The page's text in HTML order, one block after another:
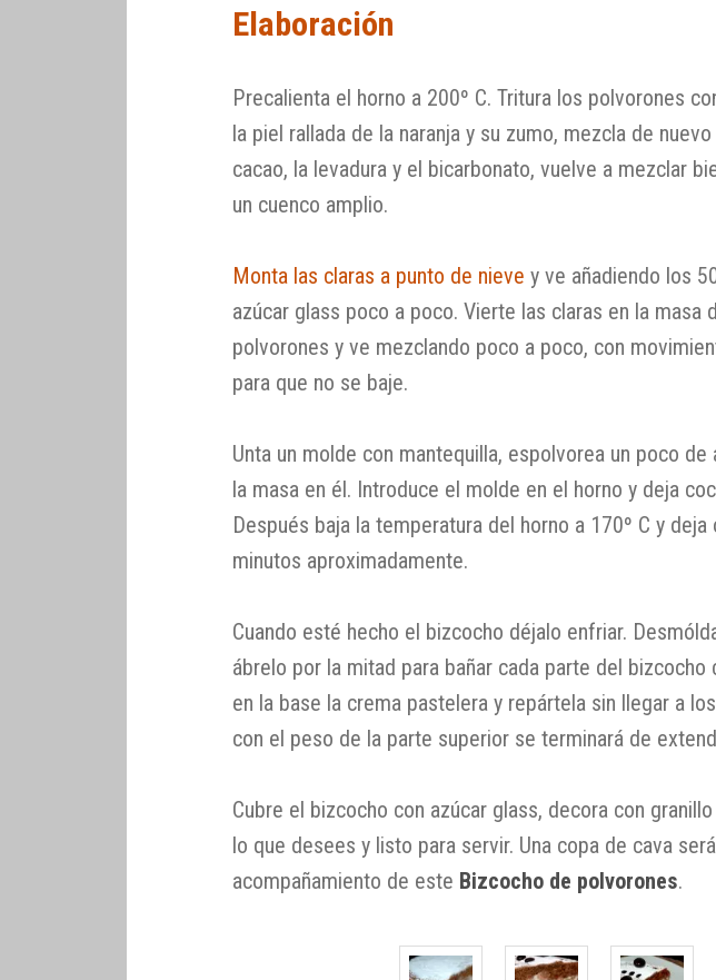
Elaboración
Precalienta el horno a 200º C. Tritura los polvorones
la piel rallada de la naranja y su zumo, mezcla de
cacao, la levadura y el bicarbonato, vuelve a mezclar
un cuenco amplio.
Monta las claras a punto de nieve y ve añadiendo los
azúcar glass poco a poco. Vierte las claras en la masa
polvorones y ve mezclando poco a poco, con
para que no se baje.
Unta un molde con mantequilla, espolvorea un poco de
la masa en él. Introduce el molde en el horno y deja
Después baja la temperatura del horno a 170º C y deja
minutos aproximadamente.
Cuando esté hecho el bizcocho déjalo enfriar.
ábrelo por la mitad para bañar cada parte del bizcocho
en la base la crema pastelera y repártela sin llegar a
con el peso de la parte superior se terminará de
Cubre el bizcocho con azúcar glass, decora con
lo que desees y listo para servir. Una copa de cava
acompañamiento de este Bizcocho de polvorones.